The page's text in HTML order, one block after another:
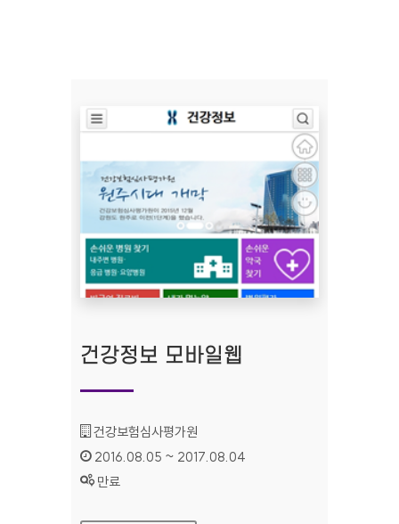
건강정보 모바일웹
기관명 :
건강보험심사평가원
인증기간 :
2016.08.05 ~ 2017.08.04
상태 :
만료